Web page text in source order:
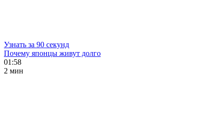
Узнать за 90 секунд
Почему японцы живут долго
01:58
2 мин